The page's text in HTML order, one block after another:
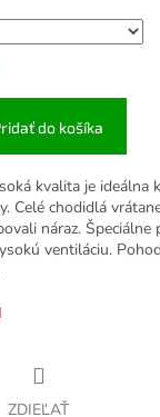
do košíka
kvalita je ideálna
Celé chodidlá
náraz.
ventiláciu.
ZDIEĽAŤ